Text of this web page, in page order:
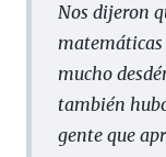
Nos dijeron
matemáticas
mucho
también
gente que